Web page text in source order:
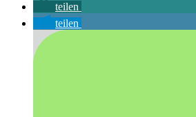
teilen
teilen